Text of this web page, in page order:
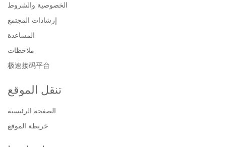
الخصوصية والشروط
إرشادات المجتمع
المساعدة
ملاحظات
极速接码平台
تنقل الموقع
الصفحة الرئيسية
خريطة الموقع